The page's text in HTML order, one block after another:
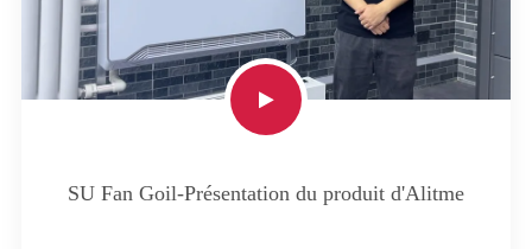
SU Fan Goil-Présentation du produit d'Alitme